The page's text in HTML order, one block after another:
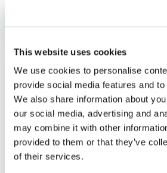
This website uses cookies
We use cookies to personalise
provide social media features and
We also share information about
our social media, advertising and
may combine it with other
provided to them or that they’ve
of their services.
ÚLTIMAS